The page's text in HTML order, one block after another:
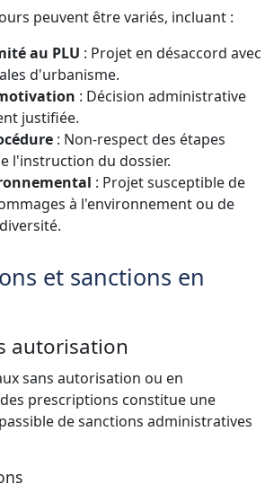
peuvent être variés, incluant :
au PLU : Projet en désaccord avec
d'urbanisme.
: Décision administrative
justifiée.
: Non-respect des étapes
l'instruction du dossier.
: Projet susceptible de
à l'environnement ou de
et sanctions en
autorisation
sans autorisation ou en
prescriptions constitue une
de sanctions administratives